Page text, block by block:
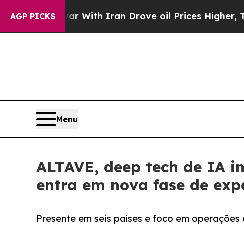
AGP PICKS
war With Iran Drove oil Prices Higher, Trump
Menu
ALTAVE, deep tech de IA
entra em nova fase de
Presente em seis países e foco em